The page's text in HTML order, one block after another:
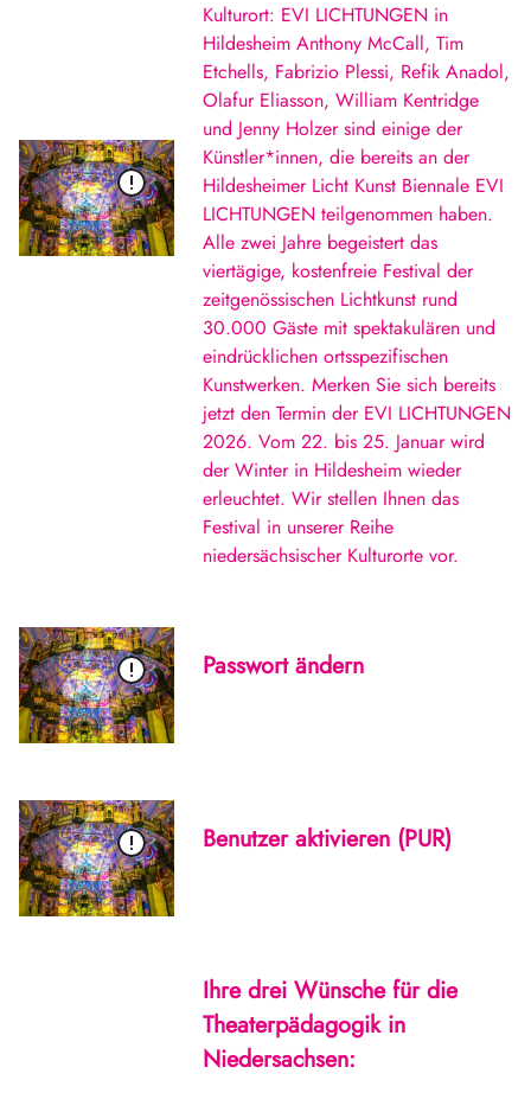
Kulturort: EVI LICHTUNGEN in
Hildesheim Anthony McCall, Tim
Etchells, Fabrizio Plessi, Refik Anadol,
Olafur Eliasson, William Kentridge
und Jenny Holzer sind einige der
Künstler*innen, die bereits an der
Hildesheimer Licht Kunst Biennale EVI
LICHTUNGEN teilgenommen haben.
Alle zwei Jahre begeistert das
viertägige, kostenfreie Festival der
zeitgenössischen Lichtkunst rund
30.000 Gäste mit spektakulären und
eindrücklichen ortsspezifischen
Kunstwerken. Merken Sie sich bereits
jetzt den Termin der EVI LICHTUNGEN
2026. Vom 22. bis 25. Januar wird
der Winter in Hildesheim wieder
erleuchtet. Wir stellen Ihnen das
Festival in unserer Reihe
niedersächsischer Kulturorte vor.
Passwort ändern
Benutzer aktivieren (PUR)
Ihre drei Wünsche für die
Theaterpädagogik in
Niedersachsen: